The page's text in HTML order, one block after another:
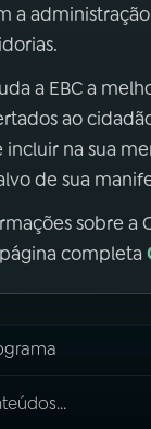
a
a EBC a
ao
incluir na sua
de sua
sobre a
página completa